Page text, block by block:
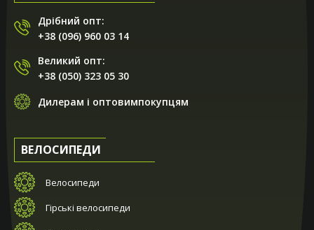
Дрібний опт:
+38 (096) 960 03 14
Великий опт:
+38 (050) 323 05 30
Дилерам і оптовимпокупцям
ВЕЛОСИПЕДИ
Велосипеди
Гірські велосипеди